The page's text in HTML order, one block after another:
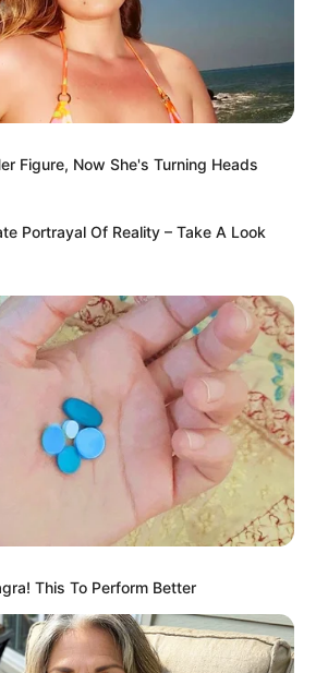
Figure, Now She's Turning Heads
Portrayal Of Reality – Take A Look
This To Perform Better